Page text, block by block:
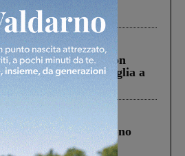
struttura di Castiglion
aveva ucciso la figlia a
in A1 in cui morirono
Lo schianto, il